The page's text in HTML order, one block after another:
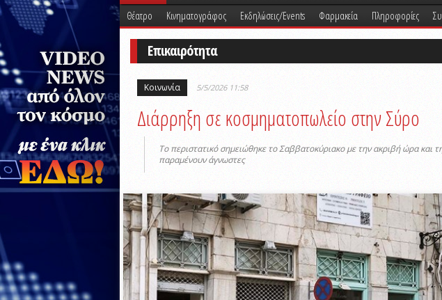
Θέατρο Κινηματογράφος Εκδηλώσεις/Events Φαρμακεία Πληροφορίες
Επικαιρότητα
Κοινωνία 5/5/2026 11:58
Διάρρηξη σε κοσμηματοπωλείο στην Σύρο
Το περιστατικό σημειώθηκε το Σαββατοκύριακο με την ακριβή ώρα και
παραμένουν άγνωστες